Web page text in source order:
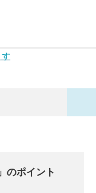
のポイント